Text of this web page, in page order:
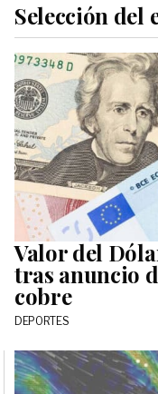
Selección del
Valor del
tras anuncio
cobre
DEPORTES